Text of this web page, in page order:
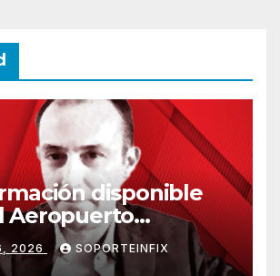
disponible
Aeropuerto
de la Ciudad de
2026 SOPORTEINFIX